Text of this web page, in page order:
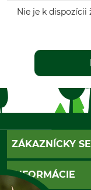
Nie je k dispozícii
ZÁKAZNÍCKY
Kontakt
Katalógy
INFORMÁCIE